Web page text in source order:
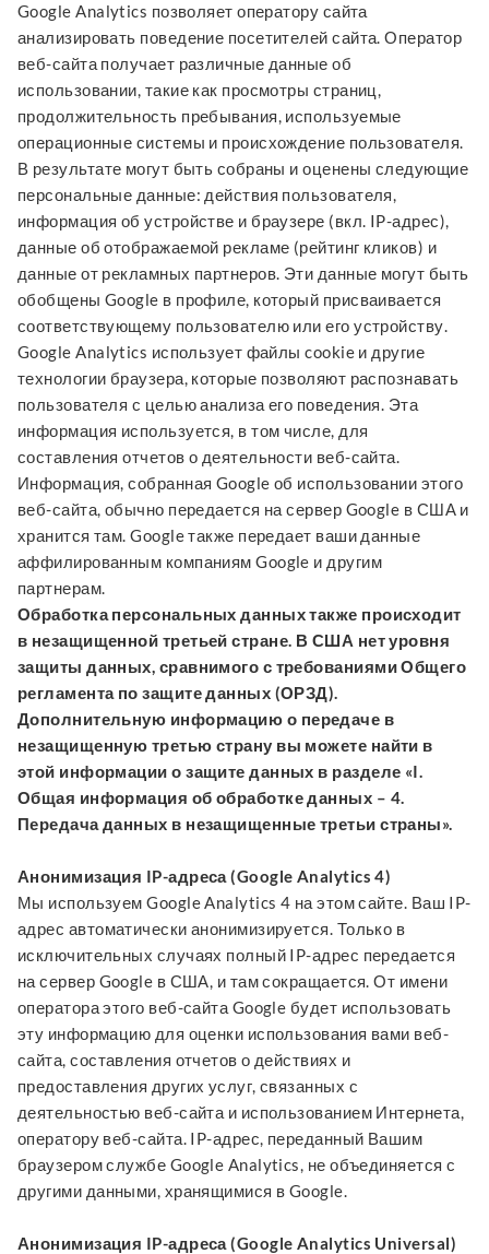
Google Analytics позволяет оператору сайта
анализировать поведение посетителей сайта. Оператор
веб-сайта получает различные данные об
использовании, такие как просмотры страниц,
продолжительность пребывания, используемые
операционные системы и происхождение пользователя.
В результате могут быть собраны и оценены следующие
персональные данные: действия пользователя,
информация об устройстве и браузере (вкл. IP-адрес),
данные об отображаемой рекламе (рейтинг кликов) и
данные от рекламных партнеров. Эти данные могут быть
обобщены Google в профиле, который присваивается
соответствующему пользователю или его устройству.
Google Analytics использует файлы cookie и другие
технологии браузера, которые позволяют распознавать
пользователя с целью анализа его поведения. Эта
информация используется, в том числе, для
составления отчетов о деятельности веб-сайта.
Информация, собранная Google об использовании этого
веб-сайта, обычно передается на сервер Google в США и
хранится там. Google также передает ваши данные
аффилированным компаниям Google и другим
партнерам.
Обработка персональных данных также происходит
в незащищенной третьей стране. В США нет уровня
защиты данных, сравнимого с требованиями Общего
регламента по защите данных (ОРЗД).
Дополнительную информацию о передаче в
незащищенную третью страну вы можете найти в
этой информации о защите данных в разделе «I.
Общая информация об обработке данных – 4.
Передача данных в незащищенные третьи страны».
Анонимизация IP-адреса (Google Analytics 4)
Мы используем Google Analytics 4 на этом сайте. Ваш IP-
адрес автоматически анонимизируется. Только в
исключительных случаях полный IP-адрес передается
на сервер Google в США, и там сокращается. От имени
оператора этого веб-сайта Google будет использовать
эту информацию для оценки использования вами веб-
сайта, составления отчетов о действиях и
предоставления других услуг, связанных с
деятельностью веб-сайта и использованием Интернета,
оператору веб-сайта. IP-адрес, переданный Вашим
браузером службе Google Analytics, не объединяется с
другими данными, хранящимися в Google.
Анонимизация IP-адреса (Google Analytics Universal)